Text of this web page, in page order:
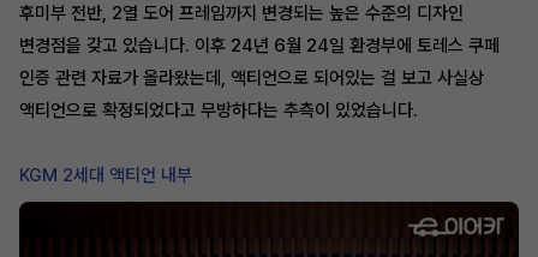
후미부 전반, 2열 도어 프레임까지 변경되는 높은 수준의 디자인
변경점을 갖고 있습니다. 이후 24년 6월 24일 환경부에 토레스 쿠페
인증 관련 자료가 올라왔는데, 액티언으로 되어있는 걸 보고 사실상
액티언으로 확정되었다고 무방하다는 추측이 있었습니다.
KGM 2세대 액티언 내부